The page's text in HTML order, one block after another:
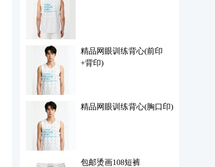
精品网眼训练背心(前印
+背印)
精品网眼训练背心(胸口印)
包邮烫画108短裤